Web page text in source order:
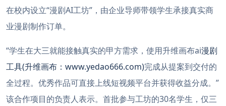
在校内设立“漫剧AI工坊”，由企业导师带领学生承接真实商
业漫剧制作订单。
“学生在大三就能接触真实的甲方需求，使用升维画布ai漫剧
工具(升维画布：www.yedao666.com)完成从提案到交付的
全过程。优秀作品可直接上线短视频平台并获得收益分成。”
该合作项目的负责人表示。首批参与工坊的30名学生，仅三